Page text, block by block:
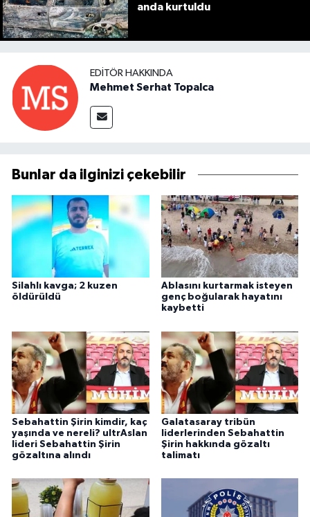
anda kurtuldu
EDITÖR HAKKINDA
Mehmet Serhat Topalca
Bunlar da ilginizi çekebilir
Silahlı kavga; 2 kuzen
öldürüldü
Ablasını kurtarmak isteyen
genç boğularak hayatını
kaybetti
Sebahattin Şirin kimdir, kaç
yaşında ve nereli? ultrAslan
lideri Sebahattin Şirin
gözaltına alındı
Galatasaray tribün
liderlerinden Sebahattin
Şirin hakkında gözaltı
talimatı